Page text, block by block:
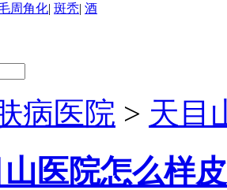
周角化| 斑秃| 酒
病医院 > 天目
医院怎么样